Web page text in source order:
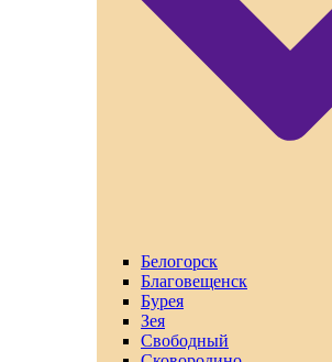
Белогорск
Благовещенск
Бурея
Зея
Свободный